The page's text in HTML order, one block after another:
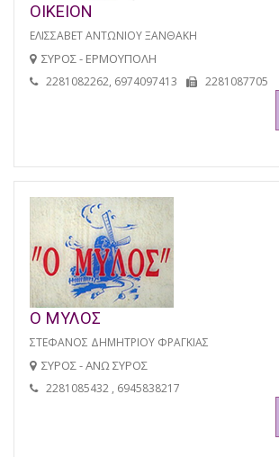
ΟΙΚΕΙΟΝ
ΕΛΙΣΣΑΒΕΤ ΑΝΤΩΝΙΟΥ ΞΑΝΘΑΚΗ
ΣΥΡΟΣ - ΕΡΜΟΥΠΟΛΗ
2281082262, 6974097413 2281087705
Ο ΜΥΛΟΣ
ΣΤΕΦΑΝΟΣ ΔΗΜΗΤΡΙΟΥ ΦΡΑΓΚΙΑΣ
ΣΥΡΟΣ - ΑΝΩ ΣΥΡΟΣ
2281085432 , 6945838217